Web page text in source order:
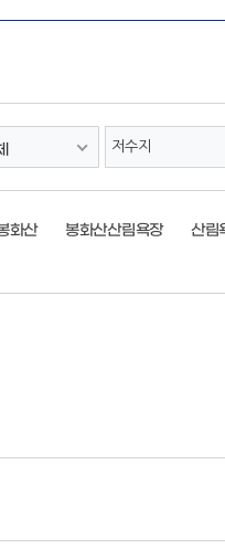
화산 봉화산산림욕장 산림